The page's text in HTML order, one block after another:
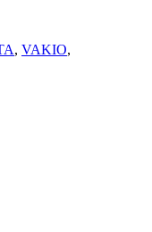
, VAKIO,